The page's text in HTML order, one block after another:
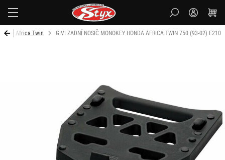
750 Africa Twin GIVI ZADNÍ NOSIČ MONOKEY HONDA AFRICA TWIN 750 (93-02) E210